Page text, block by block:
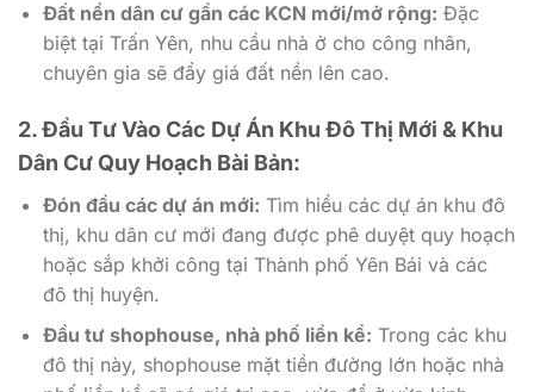
Đất nền dân cư gần các KCN mới/mở rộng: Đặc
biệt tại Trấn Yên, nhu cầu nhà ở cho công nhân,
chuyên gia sẽ đẩy giá đất nền lên cao.
2. Đầu Tư Vào Các Dự Án Khu Đô Thị Mới & Khu
Dân Cư Quy Hoạch Bài Bản:
Đón đầu các dự án mới: Tìm hiểu các dự án khu đô
thị, khu dân cư mới đang được phê duyệt quy hoạch
hoặc sắp khởi công tại Thành phố Yên Bái và các
đô thị huyện.
Đầu tư shophouse, nhà phố liền kề: Trong các khu
đô thị này, shophouse mặt tiền đường lớn hoặc nhà